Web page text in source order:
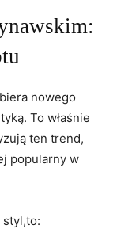
nowego
To właśnie
ten trend,
popularny w